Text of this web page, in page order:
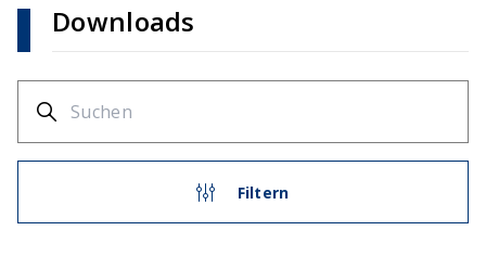
Downloads
Filtern